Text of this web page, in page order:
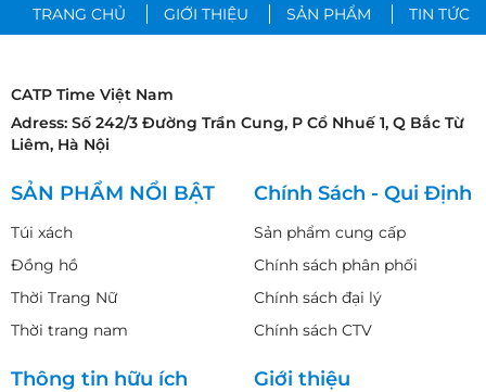
TRANG CHỦ GIỚI THIỆU SẢN PHẨM TIN TỨC
CATP Time Việt Nam
Adress: Số 242/3 Đường Trần Cung, P Cổ Nhuế 1, Q Bắc Từ
Liêm, Hà Nội
SẢN PHẨM NỔI BẬT
Túi xách
Đồng hồ
Thời Trang Nữ
Thời trang nam
Chính Sách - Qui Định
Sản phẩm cung cấp
Chính sách phân phối
Chính sách đại lý
Chính sách CTV
Thông tin hữu ích Giới thiệu